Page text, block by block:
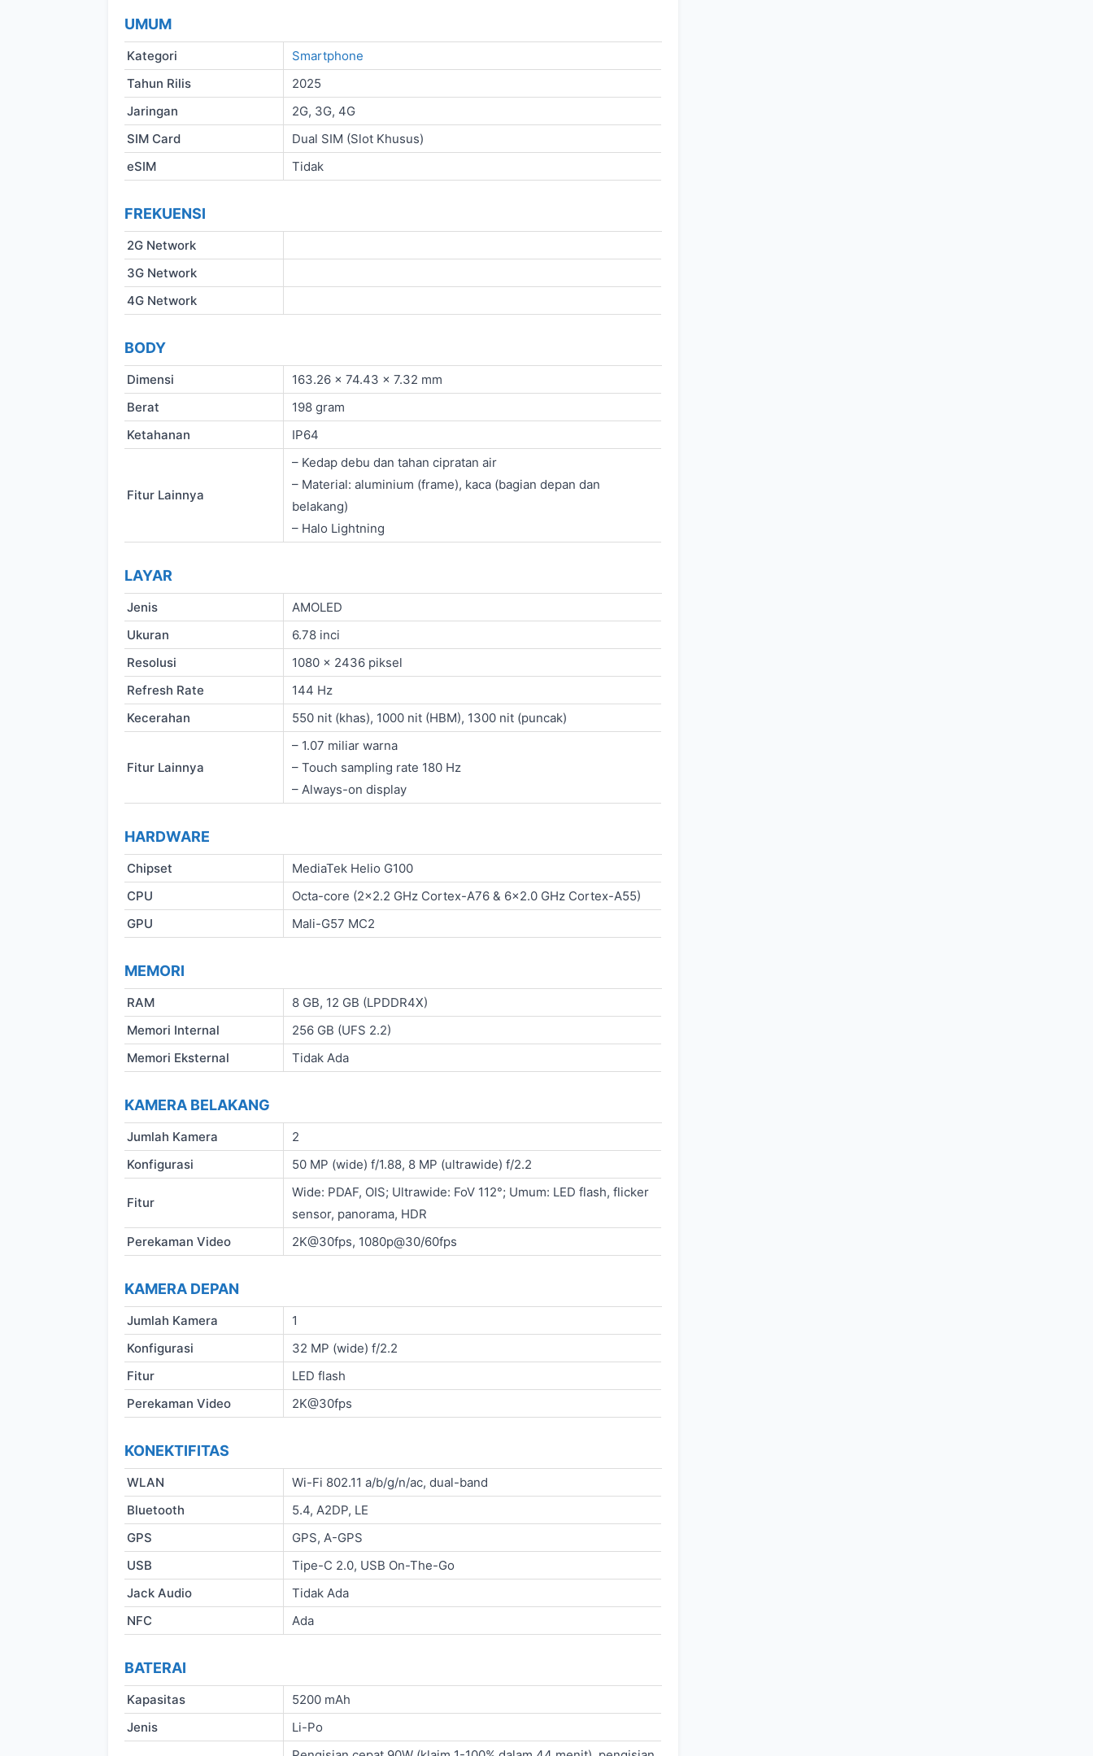
UMUM
Kategori
Smartphone
Tahun Rilis
2025
Jaringan
2G, 3G, 4G
SIM Card
Dual SIM (Slot Khusus)
eSIM
Tidak
FREKUENSI
2G Network
3G Network
4G Network
BODY
Dimensi
163.26 x 74.43 x 7.32 mm
Berat
198 gram
Ketahanan
IP64
Fitur Lainnya
– Kedap debu dan tahan cipratan air
– Material: aluminium (frame), kaca (bagian depan dan
belakang)
– Halo Lightning
LAYAR
Jenis
AMOLED
Ukuran
6.78 inci
Resolusi
1080 x 2436 piksel
Refresh Rate
144 Hz
Kecerahan
550 nit (khas), 1000 nit (HBM), 1300 nit (puncak)
Fitur Lainnya
– 1.07 miliar warna
– Touch sampling rate 180 Hz
– Always-on display
HARDWARE
Chipset
MediaTek Helio G100
CPU
Octa-core (2×2.2 GHz Cortex-A76 & 6×2.0 GHz Cortex-A55)
GPU
Mali-G57 MC2
MEMORI
RAM
8 GB, 12 GB (LPDDR4X)
Memori Internal
256 GB (UFS 2.2)
Memori Eksternal
Tidak Ada
KAMERA BELAKANG
Jumlah Kamera
2
Konfigurasi
50 MP (wide) f/1.88, 8 MP (ultrawide) f/2.2
Fitur
Wide: PDAF, OIS; Ultrawide: FoV 112°; Umum: LED flash, flicker
sensor, panorama, HDR
Perekaman Video
2K@30fps, 1080p@30/60fps
KAMERA DEPAN
Jumlah Kamera
1
Konfigurasi
32 MP (wide) f/2.2
Fitur
LED flash
Perekaman Video
2K@30fps
KONEKTIFITAS
WLAN
Wi-Fi 802.11 a/b/g/n/ac, dual-band
Bluetooth
5.4, A2DP, LE
GPS
GPS, A-GPS
USB
Tipe-C 2.0, USB On-The-Go
Jack Audio
Tidak Ada
NFC
Ada
BATERAI
Kapasitas
5200 mAh
Jenis
Li-Po